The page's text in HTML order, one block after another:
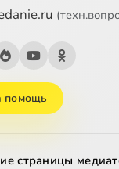
помощь
страницы